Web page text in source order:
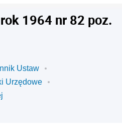
1964 nr 82 poz.
Ustaw
Urzędowe